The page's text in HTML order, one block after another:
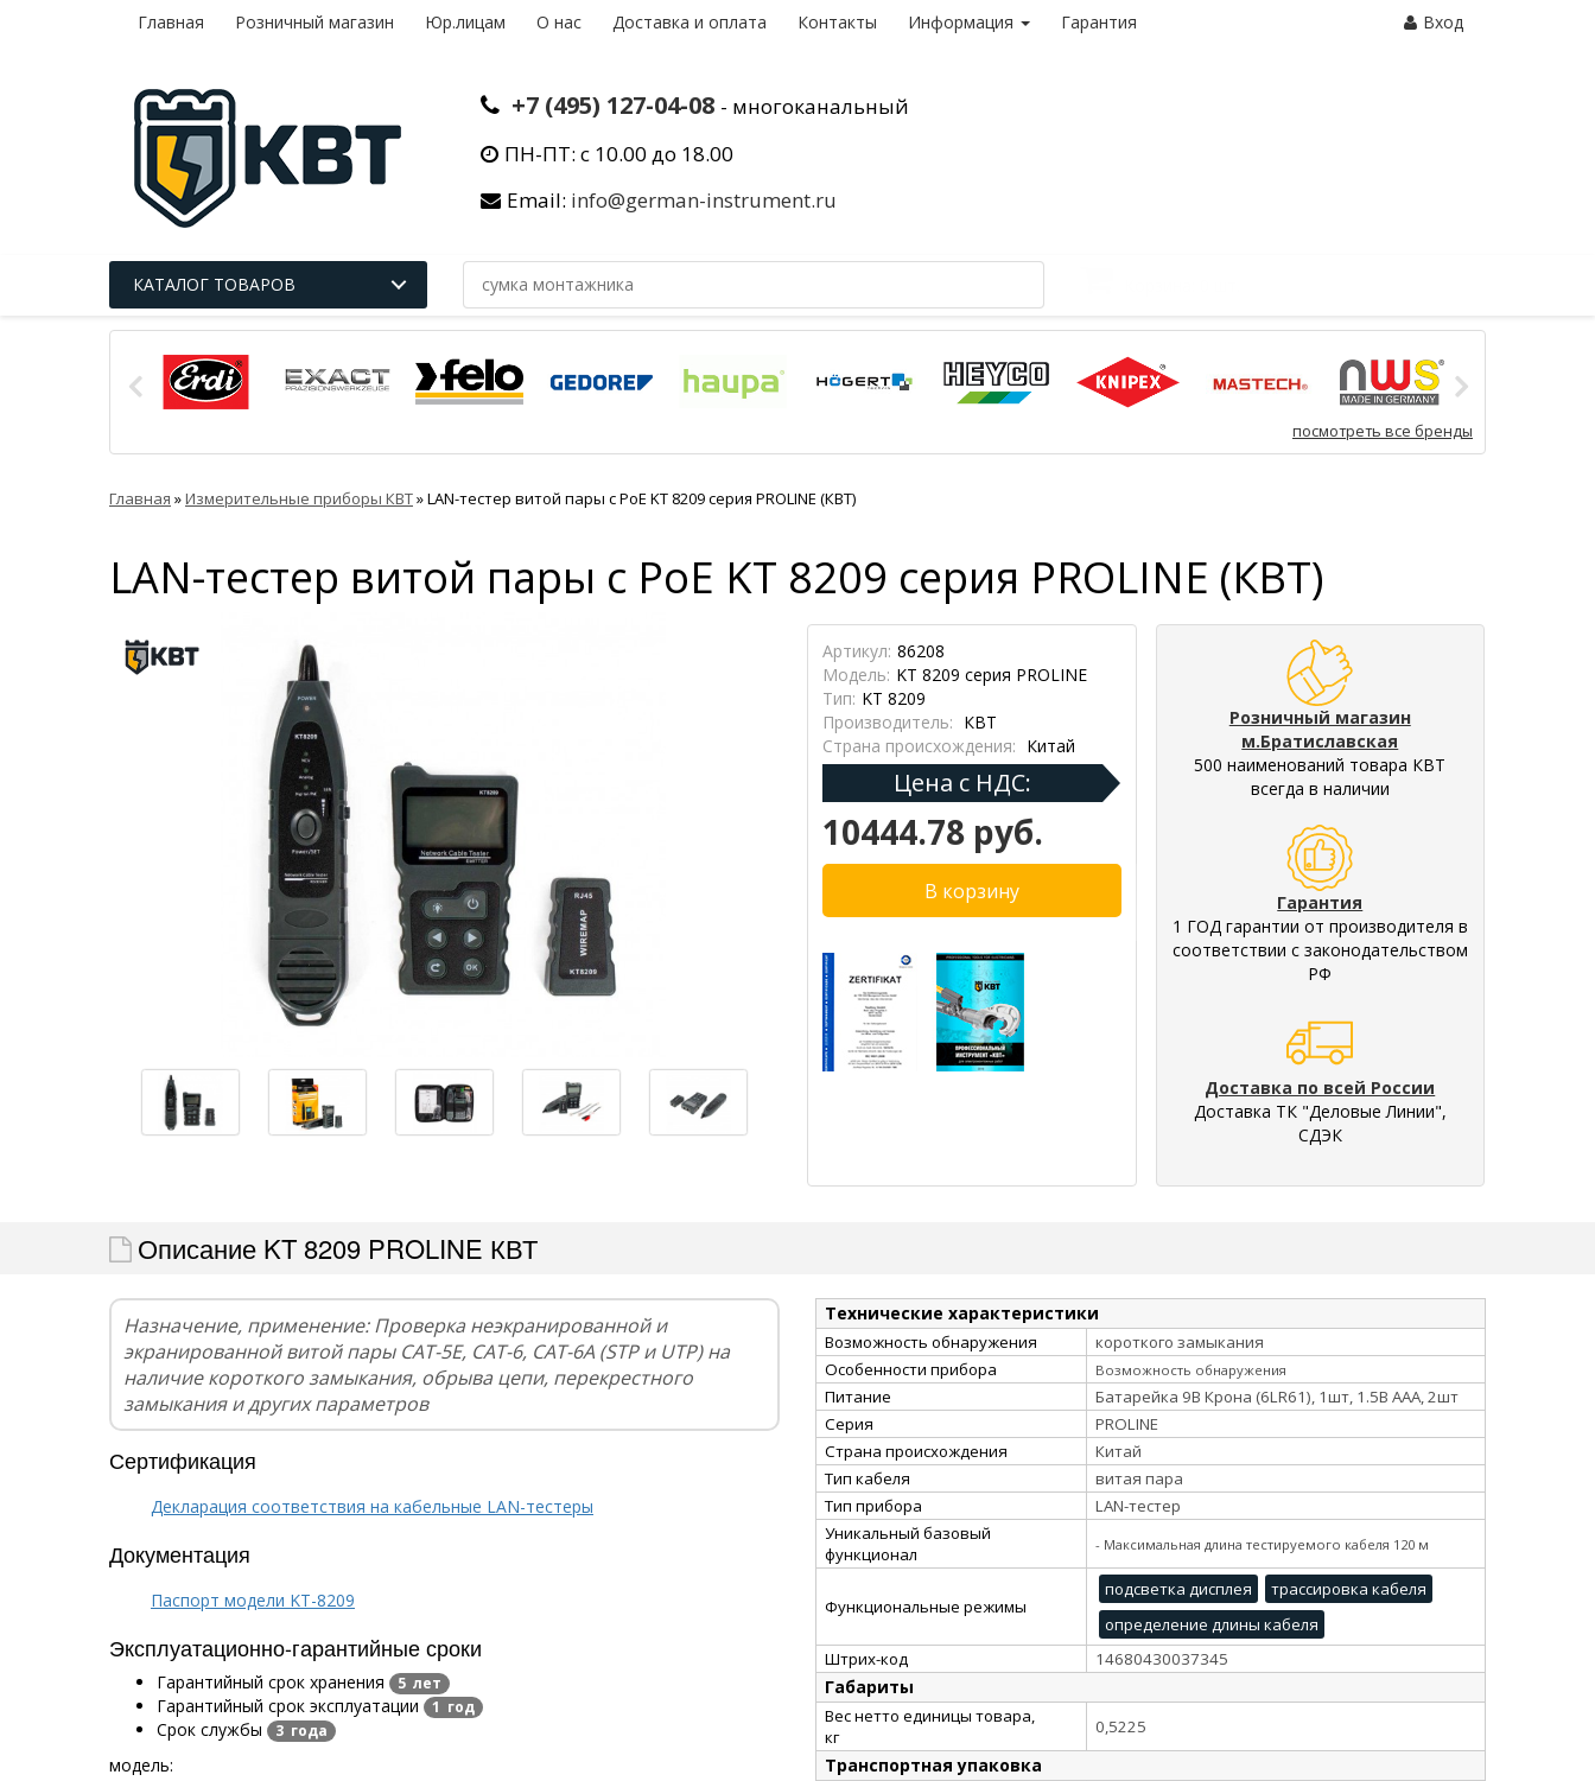
Главная Розничный магазин Юр.лицам О нас Доставка и оплата Контакты Информация Гарантия Вход
+7 (495) 127-04-08 - многоканальный
ПН-ПТ: с 10.00 до 18.00
Email: info@german-instrument.ru
КАТАЛОГ ТОВАРОВ
посмотреть все бренды
Главная »Измерительные приборы КВТ»LAN-тестер витой пары с РоЕ KT 8209 серия PROLINE (КВТ)
LAN-тестер витой пары с РоЕ KT 8209 серия PROLINE (КВТ)
Артикул: 86208
Модель: KT 8209 серия PROLINE
Тип: KT 8209
Производитель: КВТ
Страна происхождения: Китай
Цена с НДС:
10444.78 руб.
Розничный магазин
м.Братиславская
500 наименований товара КВТ
всегда в наличии
Гарантия
1 ГОД гарантии от производителя в
соответствии с законодательством
РФ
Доставка по всей России
Доставка ТК "Деловые Линии",
СДЭК
Описание KT 8209 PROLINE КВТ
Назначение, применение: Проверка неэкранированной и
экранированной витой пары CAT-5E, CAT-6, CAT-6A (STP и UTP) на
наличие короткого замыкания, обрыва цепи, перекрестного
замыкания и других параметров
Сертификация
Декларация соответствия на кабельные LAN-тестеры
Документация
Паспорт модели KT-8209
Эксплуатационно-гарантийные сроки
Гарантийный срок хранения 5 лет
Гарантийный срок эксплуатации 1 год
Срок службы 3 года
модель:
Технические характеристики
Возможность обнаружения
короткого замыкания
Особенности прибора
Возможность обнаружения
Питание
Батарейка 9В Крона (6LR61), 1шт, 1.5В ААА, 2шт
Серия
PROLINE
Страна происхождения
Китай
Тип кабеля
витая пара
Тип прибора
LAN-тестер
Уникальный базовый
функционал
- Максимальная длина тестируемого кабеля 120 м
Функциональные режимы
подсветка дисплея
трассировка кабеля
определение длины кабеля
Штрих-код
14680430037345
Габариты
Вес нетто единицы товара,
кг
0,5225
Транспортная упаковка